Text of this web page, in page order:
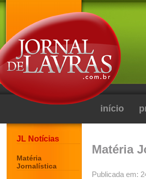
início
JL Notícias
Matéria
Jornalística
Matéria
Publicada em: